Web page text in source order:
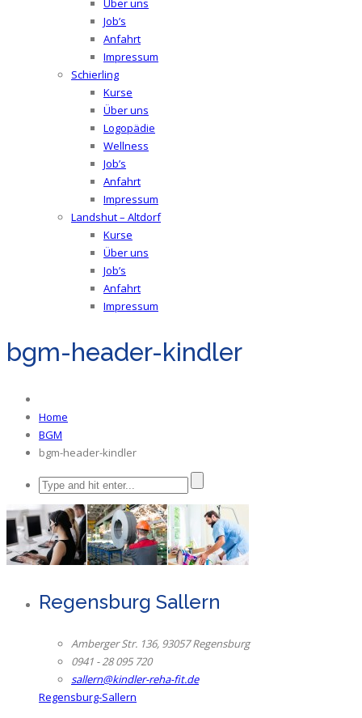
Über uns
Job’s
Anfahrt
Impressum
Schierling
Kurse
Über uns
Logopädie
Wellness
Job’s
Anfahrt
Impressum
Landshut – Altdorf
Kurse
Über uns
Job’s
Anfahrt
Impressum
bgm-header-kindler
Home
BGM
bgm-header-kindler
Regensburg Sallern
Amberger Str. 136, 93057 Regensburg
0941 - 28 095 720
sallern@kindler-reha-fit.de
Regensburg-Sallern